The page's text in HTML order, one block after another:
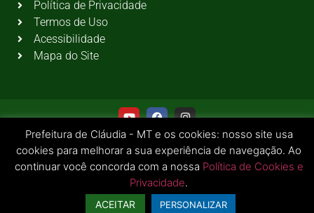
Política de Privacidade
Termos de Uso
Acessibilidade
Mapa do Site
© 2026 Todos os Direitos Reservados | Prefeitura Municipal de Cláudia - MT
Prefeitura de Cláudia - MT e os cookies: nosso site usa
cookies para melhorar a sua experiência de navegação. Ao
continuar você concorda com a nossa Política de Cookies e
Privacidade.
ACEITAR PERSONALIZAR